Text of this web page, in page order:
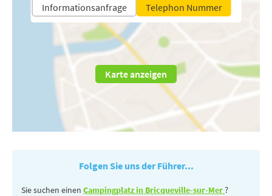
Informationsanfrage Telephon Nummer
Karte anzeigen
Folgen Sie uns der Führer...
Sie suchen einen Campingplatz in Bricqueville-sur-Mer?